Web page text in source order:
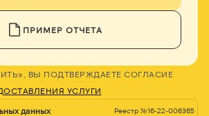
ПРИМЕР ОТЧЕТА
ВЫ ПОДТВЕРЖДАЕТЕ СОГЛАСИЕ
УСЛУГИ
данных Реестр №16-22-006365